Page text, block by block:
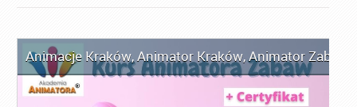
Animacje Kraków,Animator Kraków,Animator Zabaw